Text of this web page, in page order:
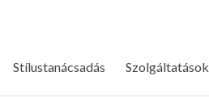
Stílustanácsadás Szolgáltatások